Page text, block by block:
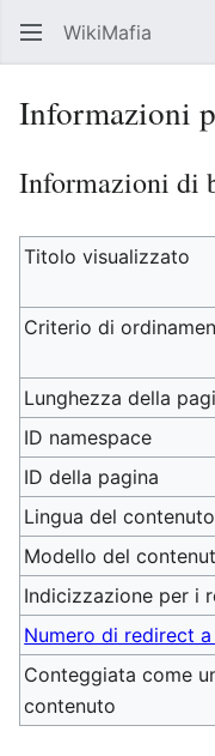
WikiMafia
Informazioni
Informazioni di
Titolo visualizzato
Criterio di
Lunghezza della
ID namespace
ID della pagina
Lingua del
Modello del
Indicizzazione per i
Numero di redirect
Conteggiata come
contenuto